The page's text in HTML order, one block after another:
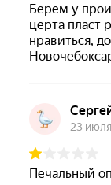
серия
Создает